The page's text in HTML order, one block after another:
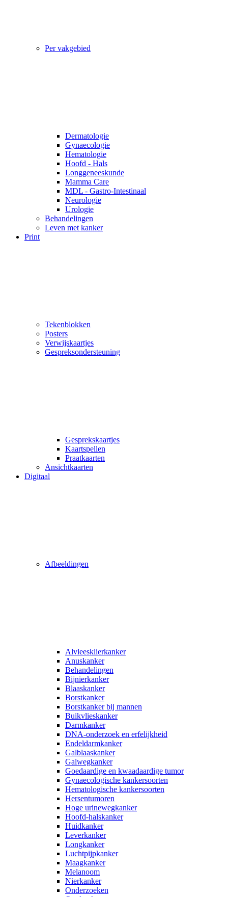
Per vakgebied
Dermatologie
Gynaecologie
Hematologie
Hoofd - Hals
Longgeneeskunde
Mamma Care
MDL - Gastro-Intestinaal
Neurologie
Urologie
Behandelingen
Leven met kanker
Print
Tekenblokken
Posters
Verwijskaartjes
Gespreksondersteuning
Gesprekskaartjes
Kaartspellen
Praatkaarten
Ansichtkaarten
Digitaal
Afbeeldingen
Alvleesklierkanker
Anuskanker
Behandelingen
Bijnierkanker
Blaaskanker
Borstkanker
Borstkanker bij mannen
Buikvlieskanker
Darmkanker
DNA-onderzoek en erfelijkheid
Endeldarmkanker
Galblaaskanker
Galwegkanker
Goedaardige en kwaadaardige tumor
Gynaecologische kankersoorten
Hematologische kankersoorten
Hersentumoren
Hoge urinewegkanker
Hoofd-halskanker
Huidkanker
Leverkanker
Longkanker
Luchtpijpkanker
Maagkanker
Melanoom
Nierkanker
Onderzoeken